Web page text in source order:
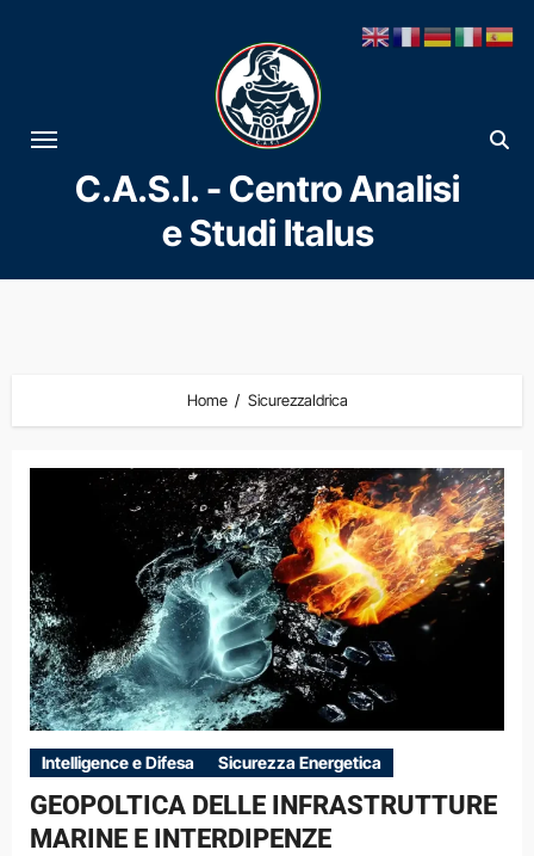
al
contenuto
C.A.S.I. - Centro Analisi
e Studi Italus
Home SicurezzaIdrica
Intelligence e Difesa Sicurezza Energetica
GEOPOLTICA DELLE INFRASTRUTTURE
MARINE E INTERDIPENZE